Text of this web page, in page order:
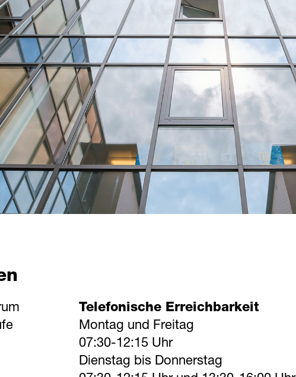
Telefonische Erreichbarkeit
Montag und Freitag
07:30-12:15 Uhr
Dienstag bis Donnerstag